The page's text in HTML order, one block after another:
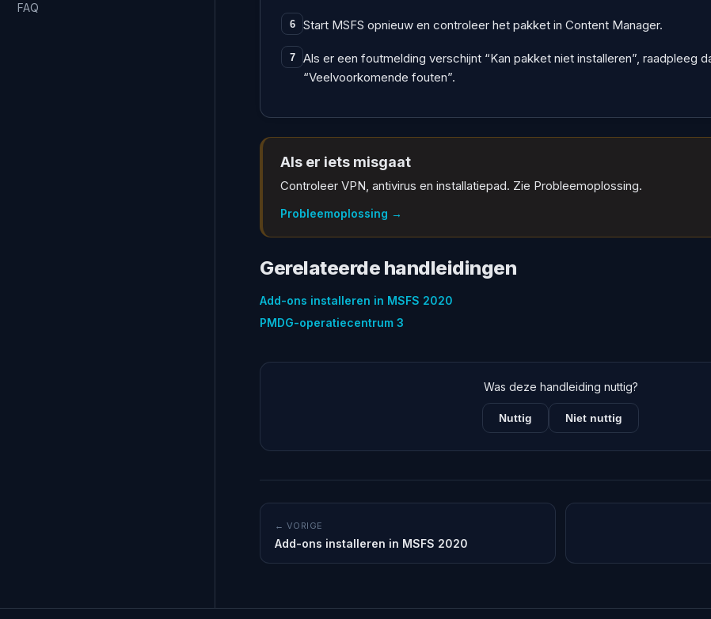
FAQ
6 Start MSFS opnieuw en controleer het pakket in Content Manager.
7
Als er een foutmelding verschijnt “Kan pakket niet installeren”, raadpleeg
“Veelvoorkomende fouten”.
Als er iets misgaat
Controleer VPN, antivirus en installatiepad. Zie Probleemoplossing.
Probleemoplossing →
Gerelateerde handleidingen
Add-ons installeren in MSFS 2020
PMDG-operatiecentrum 3
Was deze handleiding nuttig?
Nuttig Niet nuttig
← VORIGE
Add-ons installeren in MSFS 2020